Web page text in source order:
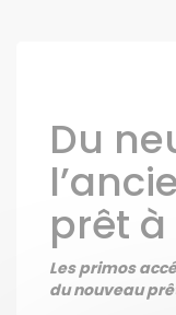
Du
prêt à
Les primos
du nouveau